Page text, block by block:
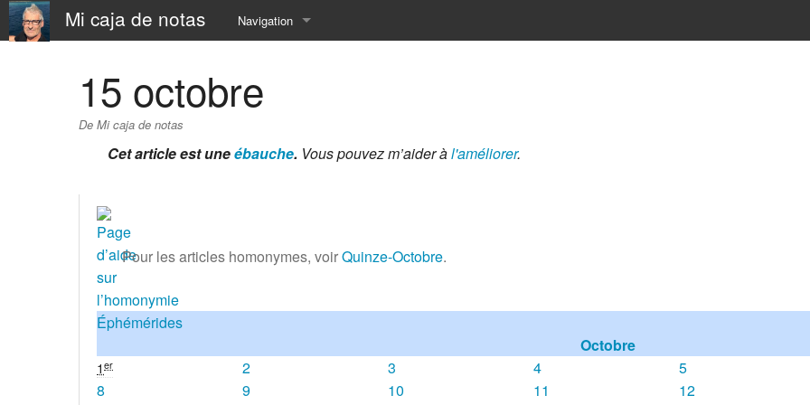
Mi caja de notas Navigation
À Propos
⏳ SandBox
15 octobre
De Mi caja de notas
Cet article est uneébauche. Vous pouvez m’aider àl'améliorer.
Pour les articles homonymes, voirQuinze-Octobre.
Éphémérides
Octobre
1 er 2 3 4 5
8
9 10 11 12